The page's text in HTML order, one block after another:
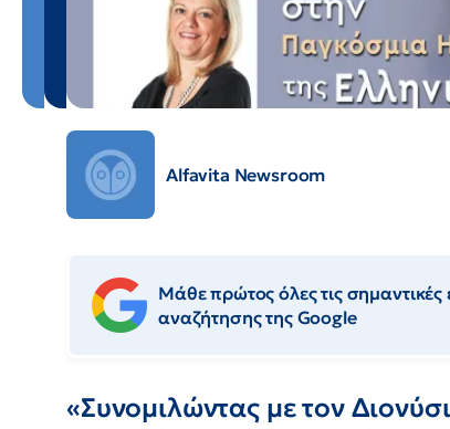
Alfavita Newsroom
Μάθε πρώτος όλες τις
αναζήτησης της Google
«Συνομιλώντας με τον